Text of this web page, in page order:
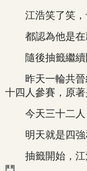
江浩笑了笑，
都認為他是在
隨後抽籤繼續
昨天一輪共晉
十四人參賽，原著
今天三十二人
明天就是四強
抽籤開始，江